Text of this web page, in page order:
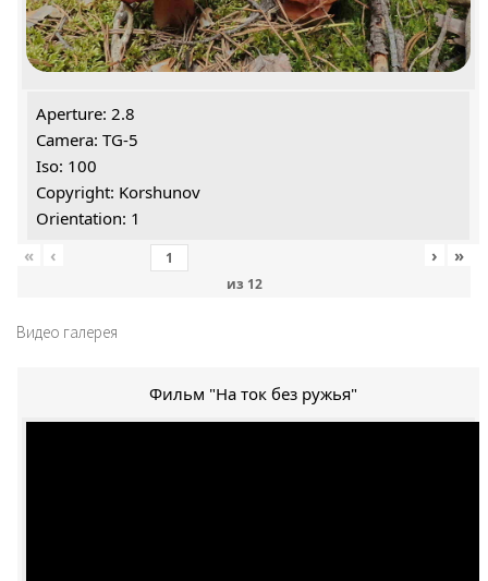
Aperture: 2.8
Camera: TG-5
Iso: 100
Copyright: Korshunov
Orientation: 1
«
‹
из 12
› »
Видео галерея
Фильм "На ток без ружья"